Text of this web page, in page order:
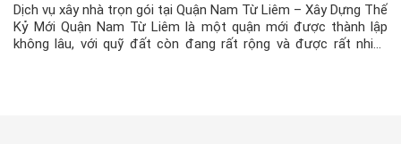
Dịch vụ xây nhà trọn gói tại Quận Nam Từ Liêm – Xây Dựng Thế
Kỷ Mới Quận Nam Từ Liêm là một quận mới được thành lập
không lâu, với quỹ đất còn đang rất rộng và được rất nhiều